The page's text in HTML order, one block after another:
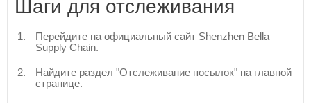
Шаги для отслеживания
Перейдите на официальный сайт Shenzhen Bella
Supply Chain.
Найдите раздел "Отслеживание посылок" на главной
странице.